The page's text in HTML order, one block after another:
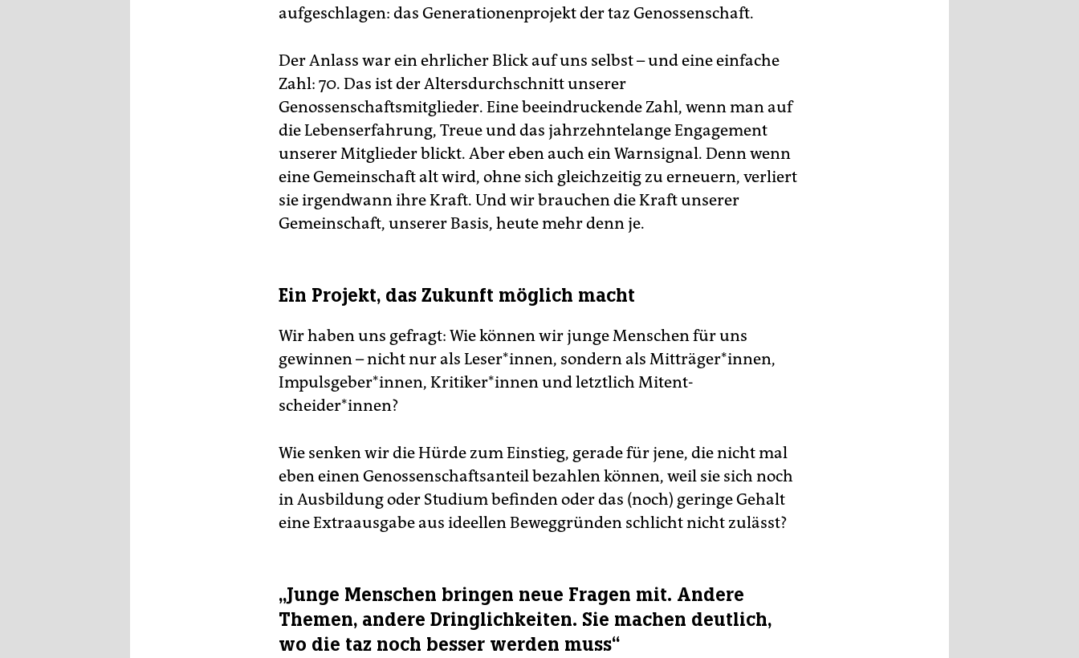
aufgeschlagen: das Generationenprojekt der taz Genossenschaft.
Der Anlass war ein ehrlicher Blick auf uns selbst – und eine einfache
Zahl: 70. Das ist der Altersdurchschnitt unserer
Genossenschaftsmitglieder. Eine beeindruckende Zahl, wenn man auf
die Lebenserfahrung, Treue und das jahrzehntelange Engagement
unserer Mitglieder blickt. Aber eben auch ein Warnsignal. Denn wenn
eine Gemeinschaft alt wird, ohne sich gleichzeitig zu erneuern, verliert
sie irgendwann ihre Kraft. Und wir brauchen die Kraft unserer
Gemeinschaft, unserer Basis, heute mehr denn je.
Ein Projekt, das Zukunft möglich macht
Wir haben uns gefragt: Wie können wir junge Menschen für uns
gewinnen – nicht nur als Leser*innen, sondern als Mitträger*innen,
Impulsgeber*innen, Kri­­ti­­ke­r*in­nen und letztlich Mit­ent­
scheider*innen?
Wie senken wir die Hürde zum Einstieg, gerade für jene, die nicht mal
eben einen Genossenschaftsanteil bezahlen können, weil sie sich noch
in Ausbildung oder Studium befinden oder das (noch) geringe Gehalt
eine Extraausgabe aus ideellen Beweggründen schlicht nicht zulässt?
„Junge Menschen bringen neue Fragen mit. Andere
Themen, andere Dringlichkeiten. Sie machen deutlich,
wo die taz noch besser werden muss“